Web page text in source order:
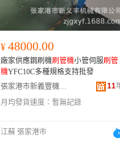
¥ 48000.00
廠家供應鋼刷機刷管機小管伺服刷管
機YFC10C多種規格支持批發
張家港市新義豐機械有限公司
11
月均發貨速度： 暫無記錄
江蘇 張家港市